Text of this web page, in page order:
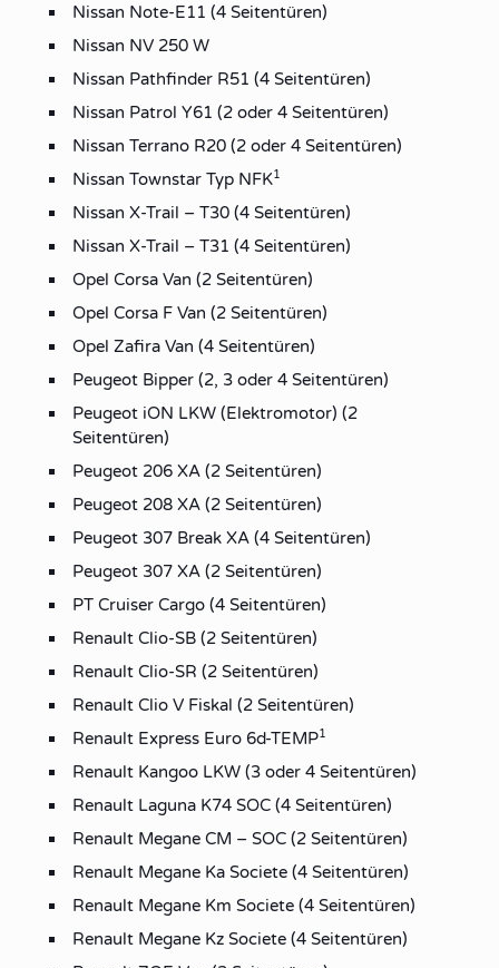
Nissan Note-E11 (4 Seitentüren)
Nissan NV 250 W
Nissan Pathfinder R51 (4 Seitentüren)
Nissan Patrol Y61 (2 oder 4 Seitentüren)
Nissan Terrano R20 (2 oder 4 Seitentüren)
Nissan Townstar Typ NFK1
Nissan X-Trail – T30 (4 Seitentüren)
Nissan X-Trail – T31 (4 Seitentüren)
Opel Corsa Van (2 Seitentüren)
Opel Corsa F Van (2 Seitentüren)
Opel Zafira Van (4 Seitentüren)
Peugeot Bipper (2, 3 oder 4 Seitentüren)
Peugeot iON LKW (Elektromotor) (2
Seitentüren)
Peugeot 206 XA (2 Seitentüren)
Peugeot 208 XA (2 Seitentüren)
Peugeot 307 Break XA (4 Seitentüren)
Peugeot 307 XA (2 Seitentüren)
PT Cruiser Cargo (4 Seitentüren)
Renault Clio-SB (2 Seitentüren)
Renault Clio-SR (2 Seitentüren)
Renault Clio V Fiskal (2 Seitentüren)
Renault Express Euro 6d-TEMP1
Renault Kangoo LKW (3 oder 4 Seitentüren)
Renault Laguna K74 SOC (4 Seitentüren)
Renault Megane CM – SOC (2 Seitentüren)
Renault Megane Ka Societe (4 Seitentüren)
Renault Megane Km Societe (4 Seitentüren)
Renault Megane Kz Societe (4 Seitentüren)